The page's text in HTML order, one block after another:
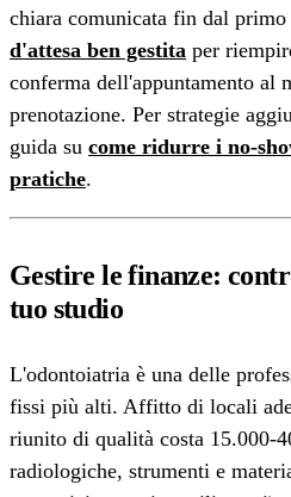
chiara comunicata fin dal primo
d'attesa ben gestita per
conferma dell'appuntamento al
prenotazione. Per strategie
guida su come ridurre i no-
pratiche.
Gestire le finanze:
tuo studio
L'odontoiatria è una delle
fissi più alti. Affitto di locali
riunito di qualità costa 15.000-
radiologiche, strumenti e